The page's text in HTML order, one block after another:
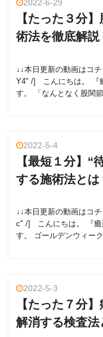
2022-6-29
【たった３分
術法を徹底解説
↓↓本日更新の動画はコ
Y4" /] こんにちは。 『
す。 「なんとなく股関
2022-5-4
【最短１分】“
する施術法とは
↓↓本日更新の動画はコ
c" /] こんにちは。 『癒
す。 ゴールデンウィー
2022-5-3
【たった７分
解消する検査法